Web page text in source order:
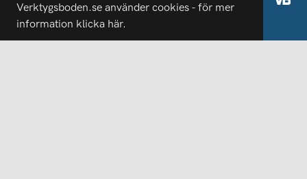
Verktygsboden.se använder cookies - för mer
information klicka här.